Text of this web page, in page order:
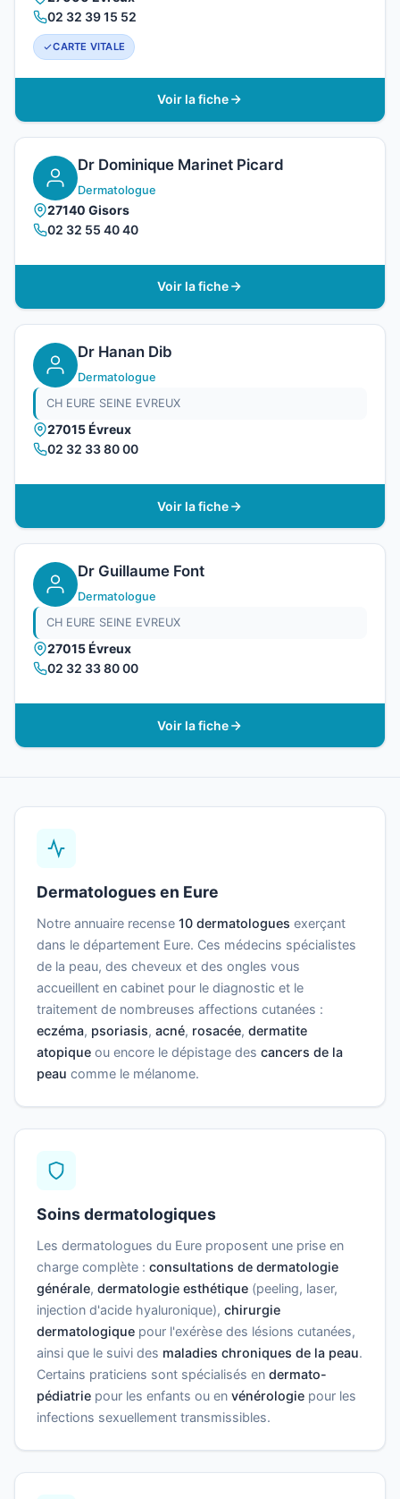
02 32 39 15 52
CARTE VITALE
Voir la fiche
Dr Dominique Marinet Picard
Dermatologue
27140 Gisors
02 32 55 40 40
Voir la fiche
Dr Hanan Dib
Dermatologue
CH EURE SEINE EVREUX
27015 Évreux
02 32 33 80 00
Voir la fiche
Dr Guillaume Font
Dermatologue
CH EURE SEINE EVREUX
27015 Évreux
02 32 33 80 00
Voir la fiche
Dermatologues en Eure
Notre annuaire recense 10 dermatologues exerçant
dans le département Eure. Ces médecins spécialistes
de la peau, des cheveux et des ongles vous
accueillent en cabinet pour le diagnostic et le
traitement de nombreuses affections cutanées :
eczéma, psoriasis, acné, rosacée, dermatite
atopique ou encore le dépistage des cancers de la
peau comme le mélanome.
Soins dermatologiques
Les dermatologues du Eure proposent une prise en
charge complète : consultations de dermatologie
générale, dermatologie esthétique (peeling, laser,
injection d'acide hyaluronique), chirurgie
dermatologique pour l'exérèse des lésions cutanées,
ainsi que le suivi des maladies chroniques de la peau.
Certains praticiens sont spécialisés en dermato-
pédiatrie pour les enfants ou en vénérologie pour les
infections sexuellement transmissibles.